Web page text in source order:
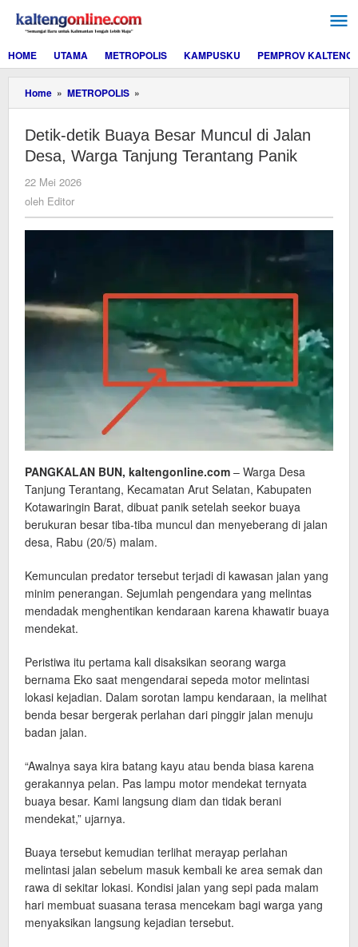
konten
HOME
UTAMA METROPOLIS KAMPUSKU PEMPROV KALTENG
Home » METROPOLIS »
detik
Besar
Muncul
di
Tanjung
Detik-detik Buaya Besar Muncul di Jalan
Desa, Warga Tanjung Terantang Panik
22 Mei 2026
oleh Editor
PANGKALAN BUN, kaltengonline.com – Warga Desa
Tanjung Terantang, Kecamatan Arut Selatan, Kabupaten
Kotawaringin Barat, dibuat panik setelah seekor buaya
berukuran besar tiba-tiba muncul dan menyeberang di jalan
desa, Rabu (20/5) malam.
Kemunculan predator tersebut terjadi di kawasan jalan yang
minim penerangan. Sejumlah pengendara yang melintas
mendadak menghentikan kendaraan karena khawatir buaya
mendekat.
Peristiwa itu pertama kali disaksikan seorang warga
bernama Eko saat mengendarai sepeda motor melintasi
lokasi kejadian. Dalam sorotan lampu kendaraan, ia melihat
benda besar bergerak perlahan dari pinggir jalan menuju
badan jalan.
“Awalnya saya kira batang kayu atau benda biasa karena
gerakannya pelan. Pas lampu motor mendekat ternyata
buaya besar. Kami langsung diam dan tidak berani
mendekat,” ujarnya.
Buaya tersebut kemudian terlihat merayap perlahan
melintasi jalan sebelum masuk kembali ke area semak dan
rawa di sekitar lokasi. Kondisi jalan yang sepi pada malam
hari membuat suasana terasa mencekam bagi warga yang
menyaksikan langsung kejadian tersebut.